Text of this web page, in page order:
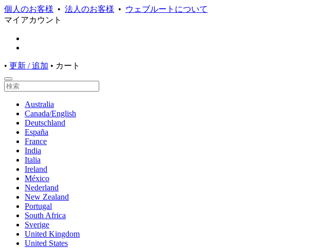
個人のお客様 • 法人のお客様 •
ウェブルートについて
マイアカウント
• 更新 / 追加 • カート
Australia
Canada/English
Deutschland
España
France
India
Italia
Ireland
México
Nederland
New Zealand
Portugal
South Africa
Sverige
United Kingdom
United States